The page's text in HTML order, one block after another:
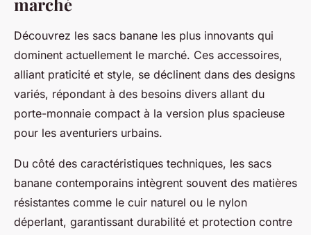
Découvrez les sacs banane les plus innovants qui
dominent actuellement le marché. Ces accessoires,
alliant praticité et style, se déclinent dans des designs
variés, répondant à des besoins divers allant du
porte-monnaie compact à la version plus spacieuse
pour les aventuriers urbains.
Du côté des caractéristiques techniques, les sacs
banane contemporains intègrent souvent des matières
résistantes comme le cuir naturel ou le nylon
déperlant, garantissant durabilité et protection contre